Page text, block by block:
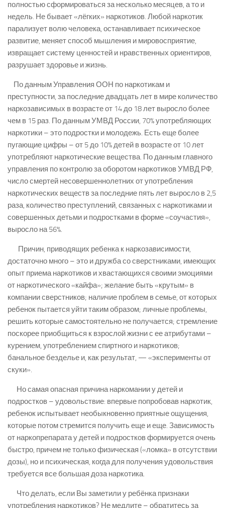
полностью сформироваться за несколько месяцев, а то и
недель. Не бывает «лёгких» наркотиков. Любой наркотик
парализует волю человека, останавливает психическое
развитие, меняет способ мышления и мировосприятие,
извращает систему ценностей и нравственных ориентиров,
разрушает здоровье и жизнь.
По данным Управления ООН по наркотикам и
преступности, за последние двадцать лет в мире количество
наркозависимых в возрасте от 14 до 18 лет выросло более
чем в 15 раз. По данным УМВД России, 70% употребляющих
наркотики – это подростки и молодежь. Есть еще более
пугающие цифры – от 5 до 10% детей в возрасте от 10 лет
употребляют наркотические вещества. По данным главного
управления по контролю за оборотом наркотиков УМВД РФ,
число смертей несовершеннолетних от употребления
наркотических веществ за последние пять лет выросло в 2,5
раза, количество преступлений, связанных с наркотиками и
совершенных детьми и подростками в форме «соучастия»,
выросло на 56%.
Причин, приводящих ребенка к наркозависимости,
достаточно много – это и дружба со сверстниками, имеющих
опыт приема наркотиков и хвастающихся своими эмоциями
от наркотического «кайфа»; желание быть «крутым» в
компании сверстников; наличие проблем в семье, от которых
ребенок пытается уйти таким образом; личные проблемы,
решить которые самостоятельно не получается; стремление
поскорее приобщиться к взрослой жизни с ее атрибутами –
курением, употреблением спиртного и наркотиков;
банальное безделье и, как результат, — «эксперименты от
скуки».
Но самая опасная причина наркомании у детей и
подростков – удовольствие: впервые попробовав наркотик,
ребенок испытывает необыкновенно приятные ощущения,
которые потом стремится получить еще и еще. Зависимость
от наркопрепарата у детей и подростков формируется очень
быстро, причем не только физическая («ломка» в отсутствии
дозы), но и психическая, когда для получения удовольствия
требуется все большая доза наркотика.
Что делать, если Вы заметили у ребёнка признаки
употребления наркотиков? Не медлите – обратитесь за